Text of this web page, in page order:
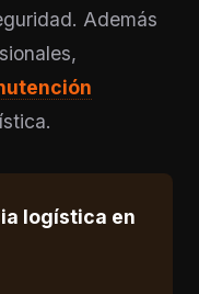
Además
logística en